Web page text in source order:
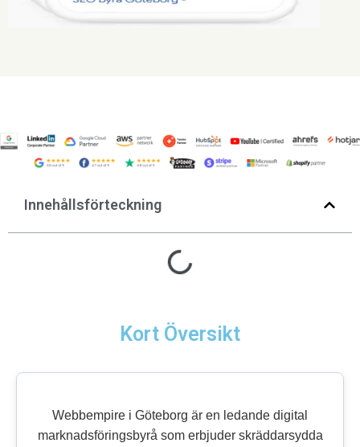
Innehållsförteckning
Kort Översikt
Webbempire i Göteborg är en ledande digital
marknadsföringsbyrå som erbjuder skräddarsydda